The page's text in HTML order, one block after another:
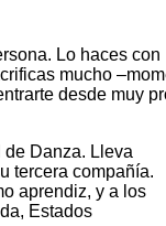
Lo haces con
mucho
desde muy
Danza. Lleva
tercera compañía.
aprendiz, y a los
Estados